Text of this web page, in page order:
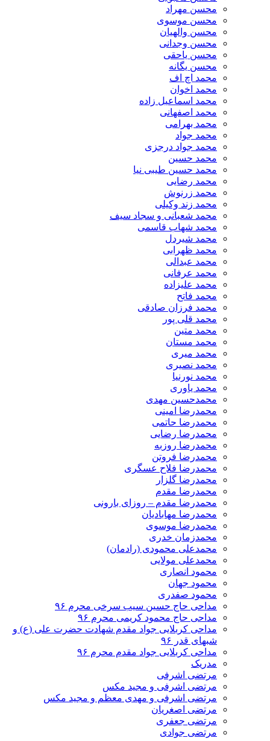
محسن مهراد
محسن موسوی
محسن والهیان
محسن وجدانی
محسن یاحقی
محسن یگانه
محمد اچ اف
محمد اخوان
محمد اسماعیل زاده
محمد اصفهانی
محمد بهرامی
محمد جواد
محمد جواد درجزی
محمد حسین
محمد حسین طیبی نیا
محمد رضایی
محمد زرنوش
محمد زند وکیلی
محمد شعبانی و سجاد سیف
محمد شهاب قاسمی
​محمد شیردل
محمد ظهرابی
محمد عبدالی
محمد عرفانی
محمد علیزاده
محمد فاتح
محمد فرزان صادقی
محمد قلی پور
محمد متین
محمد مستان
محمد میری
محمد نصیری
محمد نورنیا
محمد یاوری
محمدحسین مهدی
محمدرضا امینی
محمدرضا حاتمی
محمدرضا رضایی
محمدرضا روزبه
محمدرضا فروتن
محمدرضا فلاح عسگری
محمدرضا گلزار
محمدرضا مقدم
محمدرضا مقدم – روزای بارونی
محمدرضا مهابادیان
محمدرضا موسوی
محمدزمان خدری
محمدعلی محمودی (رادمان)
محمدعلی مولایی
محمود انصاری
محمود جهان
محمود صفدری
مداحی حاج حسین سیب سرخی محرم ۹۶
مداحی حاج محمود کریمی محرم ۹۶
مداحی کربلایی جواد مقدم شهادت حضرت علی (ع) و
شبهای قدر ۹۶
مداحی کربلایی جواد مقدم محرم ۹۶
مدریک
مرتضی اشرفی
مرتضی اشرفی و مجید مکس
مرتضی اشرفی و مهدی معظم و مجید مکس
مرتضی اصغریان
مرتضی جعفری
مرتضی جوادی